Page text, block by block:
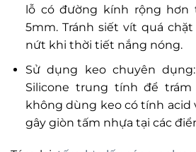
lỗ có đường kính rộng
5mm. Tránh siết vít quá
nứt khi thời tiết nắng nóng.
Sử dụng keo chuyên
Silicone trung tính để
không dùng keo có tính acid
gây giòn tấm nhựa tại các